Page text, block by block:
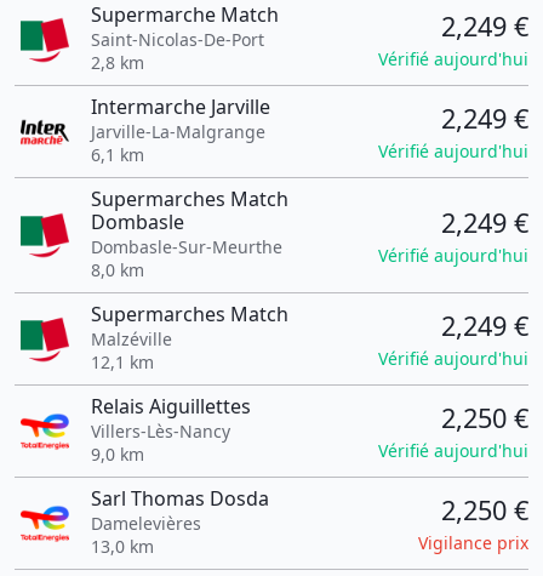
Supermarche Match
Saint-Nicolas-De-Port
2,8 km
2,249 €
Vérifié aujourd'hui
Intermarche Jarville
Jarville-La-Malgrange
6,1 km
2,249 €
Vérifié aujourd'hui
Supermarches Match
Dombasle
Dombasle-Sur-Meurthe
8,0 km
2,249 €
Vérifié aujourd'hui
Supermarches Match
Malzéville
12,1 km
2,249 €
Vérifié aujourd'hui
Relais Aiguillettes
Villers-Lès-Nancy
9,0 km
2,250 €
Vérifié aujourd'hui
Sarl Thomas Dosda
Damelevières
13,0 km
2,250 €
Vigilance prix